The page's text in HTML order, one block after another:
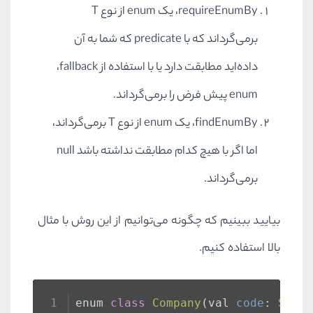
requireEnumBy، یکenumاز نوعT
برمی‌گرداند که باpredicateکه شما به آن
داده‌اید مطابقت دارد یا با استفاده ازfallback،
enumپیش فرض را برمی‌گرداند.
findEnumBy، یکenumاز نوعTبرمی‌گرداند،
اما اگر با هیچ کدام مطابقت نداشته باشدnull
برمی‌گرداند.
بیایید ببینیم که چگونه می‌توانیم از این روش با مثال
بالا استفاده کنیم.
enum class Company (val code :